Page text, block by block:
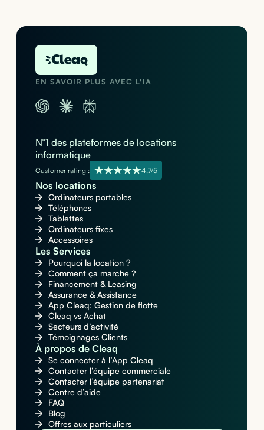
EN SAVOIR PLUS AVEC L'IA
N°1 des plateformes de locations
informatique
Customer rating : 4,7/5
Nos locations
Ordinateurs portables
Téléphones
Tablettes
Ordinateurs fixes
Accessoires
Les Services
Pourquoi la location ?
Comment ça marche ?
Financement & Leasing
Assurance & Assistance
App Cleaq: Gestion de flotte
Cleaq vs Achat
Secteurs d’activité
Témoignages Clients
À propos de Cleaq
Se connecter à l’App Cleaq
Contacter l’équipe commerciale
Contacter l’équipe partenariat
Centre d’aide
FAQ
Blog
Offres aux particuliers